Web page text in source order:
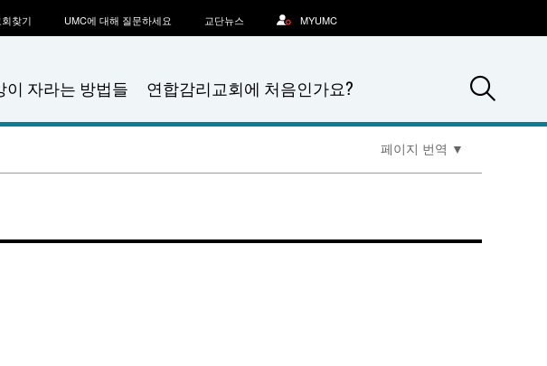
이 자라는 방법들 연합감리교회에 처음인가요?
회찾기 UMC에 대해 질문하세요 교단뉴스 MYUMC
페이지 번역 ▼